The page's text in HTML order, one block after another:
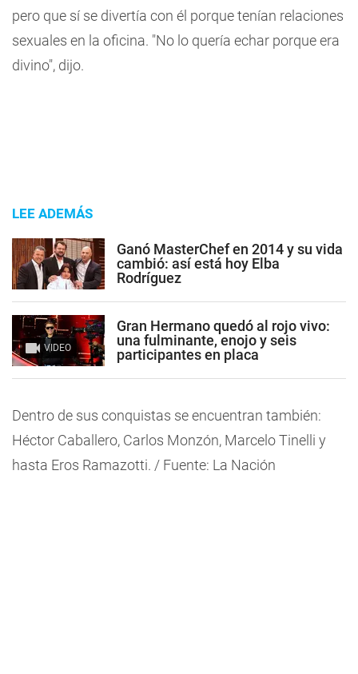
pero que sí se divertía con él porque tenían relaciones
sexuales en la oficina. "No lo quería echar porque era
divino", dijo.
LEE ADEMÁS
Ganó MasterChef en 2014 y su vida
cambió: así está hoy Elba
Rodríguez
VIDEO
Gran Hermano quedó al rojo vivo:
una fulminante, enojo y seis
participantes en placa
Dentro de sus conquistas se encuentran también:
Héctor Caballero, Carlos Monzón, Marcelo Tinelli y
hasta Eros Ramazotti. / Fuente: La Nación